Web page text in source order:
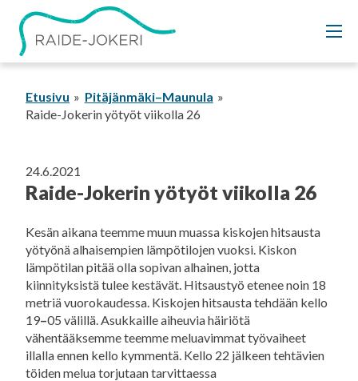
Siirry
sisältöön
Etusivu
Pitäjänmäki–Maunula
Raide-Jokerin yötyöt viikolla 26
24.6.2021
Raide-Jokerin yötyöt viikolla 26
Kesän aikana teemme muun muassa kiskojen hitsausta
yötyönä alhaisempien lämpötilojen vuoksi. Kiskon
lämpötilan pitää olla sopivan alhainen, jotta
kiinnityksistä tulee kestävät. Hitsaustyö etenee noin 18
metriä vuorokaudessa. Kiskojen hitsausta tehdään kello
19–05 välillä. Asukkaille aiheuvia häiriötä
vähentääksemme teemme meluavimmat työvaiheet
illalla ennen kello kymmentä. Kello 22 jälkeen tehtävien
töiden melua torjutaan tarvittaessa